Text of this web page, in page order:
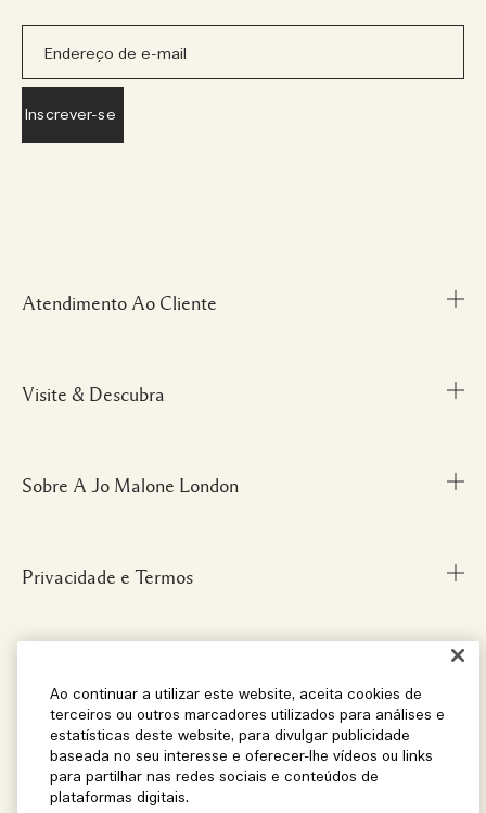
Atendimento Ao Cliente
Meu Perfil
Personal Shopper
Visite & Descubra
Descubra uma Fragrância
Glossário de Ingredientes
Sobre A Jo Malone London
Nossa História
Privacidade e Termos
Instagram
Facebook
Localização e Idioma
Ao continuar a utilizar este website, aceita cookies de
terceiros ou outros marcadores utilizados para análises e
estatísticas deste website, para divulgar publicidade
baseada no seu interesse e oferecer-lhe vídeos ou links
para partilhar nas redes sociais e conteúdos de
plataformas digitais.